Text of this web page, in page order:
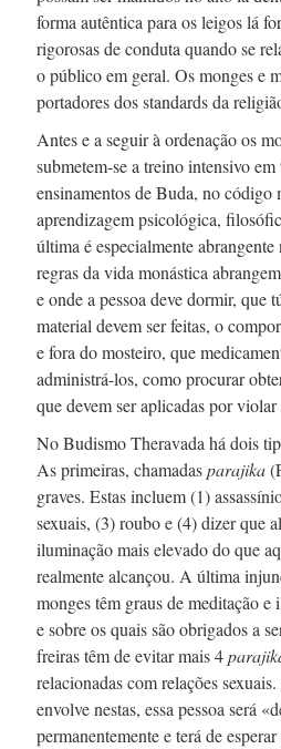
forma autêntica para os leigos lá
rigorosas de conduta quando se
o público em geral. Os monges e
portadores dos standards da
Antes e a seguir à ordenação os
submetem-sea treino intensivo em
ensinamentos de Buda, no código
aprendizagem psicológica,
última é especialmente
regras da vida monástica
e onde a pessoa deve dormir, que
material devem ser feitas, o
e fora do mosteiro, que
administrá-los, como procurar
que devem ser aplicadas por violar
No Budismo Theravada há dois
As primeiras, chamadasparajika
graves. Estas incluem (1)
sexuais, (3) roubo e (4) dizer que
iluminação mais elevado do que
realmente alcançou. A última
monges têm graus de meditação
e sobre os quais são obrigados a
freiras têm de evitar mais 4
relacionadas com relações sexuais.
envolve nestas, essa pessoa será
permanentemente e terá de